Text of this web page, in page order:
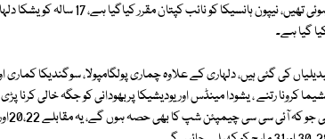
باگ ڈور سنبھالیں گی، ان سے قبل اینوکا راناویرا کپتانی سنبھالے ہوئی تھیں، نیپون
گیا ہے۔
برس ویسٹ انڈیز کا دورہ کرنے والی سری لنکن ٹیم میں 4 تبدیلیاں کی گئی ہیں، دلہاری کے علاوہ چماری پولگامپولا، سوگندیکا
کرونا رتنے ، یشودا مینڈس اور یودیشیکا پربھودانی کو جگہ خالی کرنا